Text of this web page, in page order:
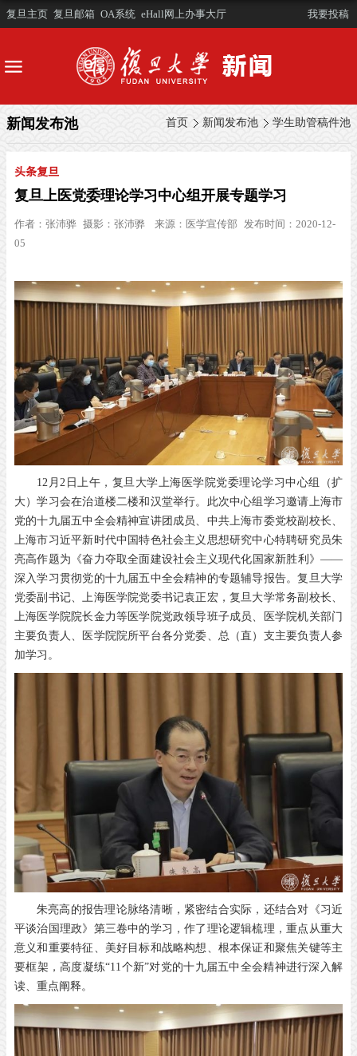
复旦主页 复旦邮箱 OA系统 eHall网上办事大厅 我要投稿
首页 新闻发布池 学生助管稿件池
新闻发布池
头条复旦
复旦上医党委理论学习中心组开展专题学习
作者： 张沛骅 摄影： 张沛骅 来源： 医学宣传部 发布时间：2020-12-
05
12月2日上午，复旦大学上海医学院党委理论学习中心组（扩
大）学习会在治道楼二楼和汉堂举行。此次中心组学习邀请上海市
党的十九届五中全会精神宣讲团成员、中共上海市委党校副校长、
上海市习近平新时代中国特色社会主义思想研究中心特聘研究员朱
亮高作题为《奋力夺取全面建设社会主义现代化国家新胜利》——
深入学习贯彻党的十九届五中全会精神的专题辅导报告。复旦大学
党委副书记、上海医学院党委书记袁正宏，复旦大学常务副校长、
上海医学院院长金力等医学院党政领导班子成员、医学院机关部门
主要负责人、医学院院所平台各分党委、总（直）支主要负责人参
加学习。
朱亮高的报告理论脉络清晰，紧密结合实际，还结合对《习近
平谈治国理政》第三卷中的学习，作了理论逻辑梳理，重点从重大
意义和重要特征、美好目标和战略构想、根本保证和聚焦关键等主
要框架，高度凝练“11个新”对党的十九届五中全会精神进行深入解
读、重点阐释。